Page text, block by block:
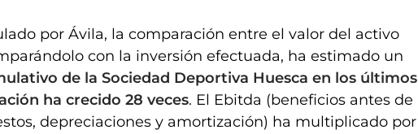
por Ávila, la comparación entre el valor del activo
con la inversión efectuada, ha estimado un
de la Sociedad Deportiva Huesca en los últimos
ha crecido 28 veces. El Ebitda (beneficios antes de
depreciaciones y amortización) ha multiplicado por